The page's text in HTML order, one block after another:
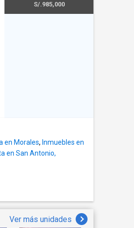
S/.985,000
en Morales, Inmuebles en
en San Antonio,
Ver más unidades